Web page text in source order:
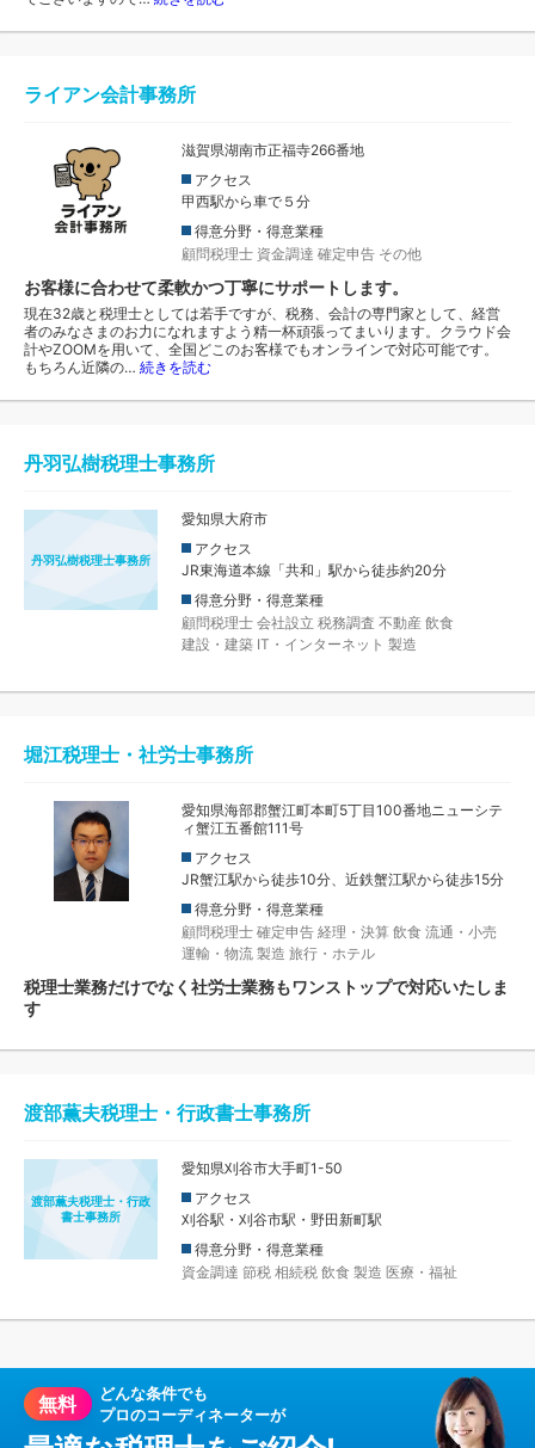
ライアン会計事務所
滋賀県湖南市正福寺266番地
アクセス
甲西駅から車で５分
得意分野・得意業種
顧問税理士 資金調達 確定申告 その他
お客様に合わせて柔軟かつ丁寧にサポートします。
現在32歳と税理士としては若手ですが、税務、会計の専門家として、経営
者のみなさまのお力になれますよう精一杯頑張ってまいります。クラウド会
計やZOOMを用いて、全国どこのお客様でもオンラインで対応可能です。
もちろん近隣の… 続きを読む
丹羽弘樹税理士事務所
丹羽弘樹税理士事務所
愛知県大府市
アクセス
JR東海道本線「共和」駅から徒歩約20分
得意分野・得意業種
顧問税理士 会社設立 税務調査 不動産 飲食
建設・建築 IT・インターネット 製造
堀江税理士・社労士事務所
愛知県海部郡蟹江町本町5丁目100番地ニューシテ
ィ蟹江五番館111号
アクセス
JR蟹江駅から徒歩10分、近鉄蟹江駅から徒歩15分
得意分野・得意業種
顧問税理士 確定申告 経理・決算 飲食 流通・小売
運輸・物流 製造 旅行・ホテル
税理士業務だけでなく社労士業務もワンストップで対応いたしま
す
渡部薫夫税理士・行政書士事務所
渡部薫夫税理士・行政
書士事務所
愛知県刈谷市大手町1-50
アクセス
刈谷駅・刈谷市駅・野田新町駅
得意分野・得意業種
資金調達 節税 相続税 飲食 製造 医療・福祉
無料
どんな条件でも
プロのコーディネーターが